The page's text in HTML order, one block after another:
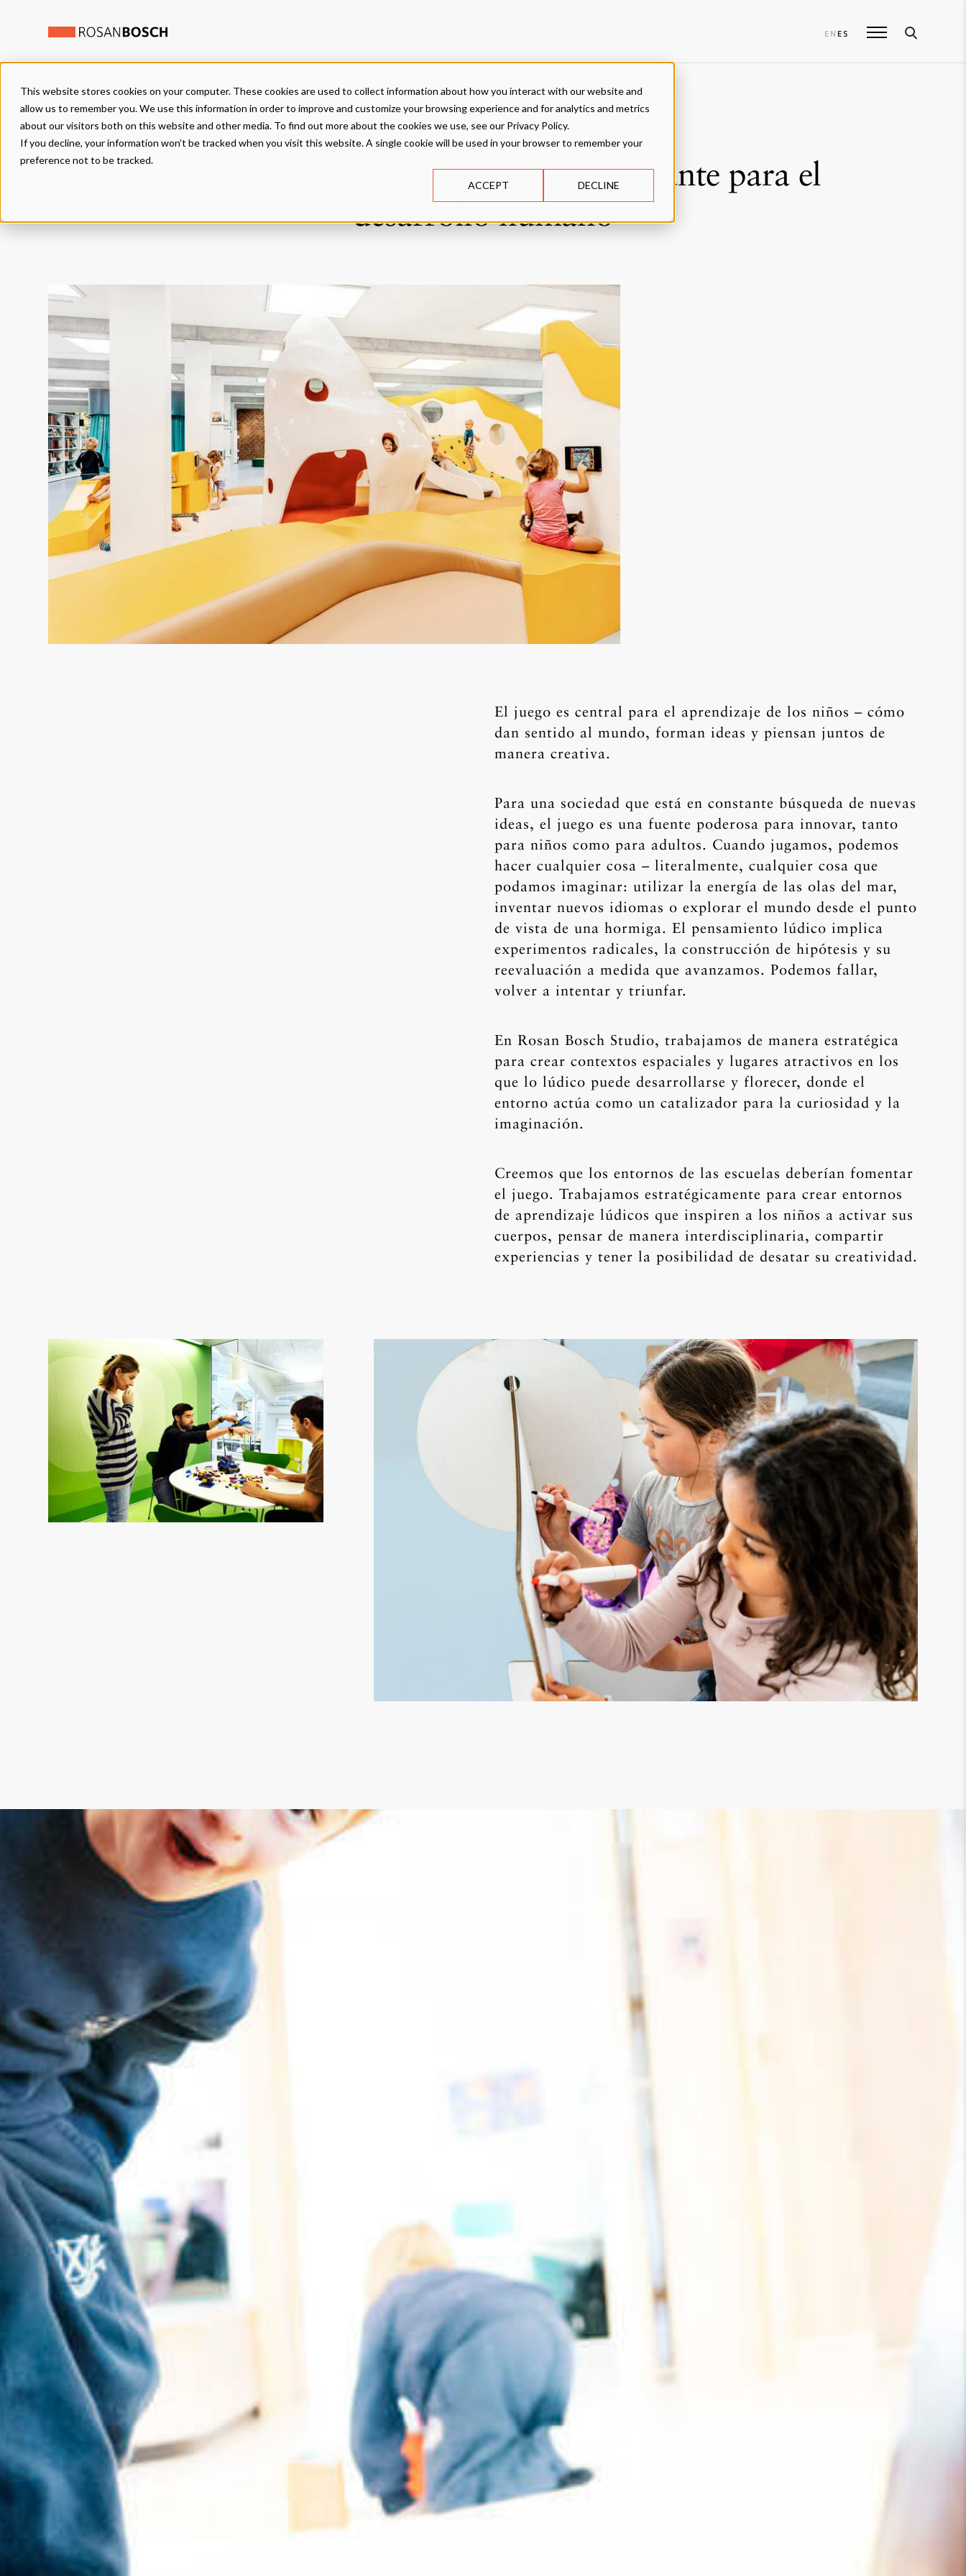
This website stores cookies on your computer. These cookies are used to collect information about how you interact with our website and
allow us to remember you. We use this information in order to improve and customize your browsing experience and for analytics and metrics
about our visitors both on this website and other media. To find out more about the cookies we use, see our Privacy Policy.
If you decline, your information won’t be tracked when you visit this website. A single cookie will be used in your browser to remember your
preference not to be tracked.
ACCEPT DECLINE
EN ES
ENFOQUE
El juego es la herramienta más importante para el
desarrollo humano
El juego es central para el aprendizaje de los niños – cómo
dan sentido al mundo, forman ideas y piensan juntos de
manera creativa.
Para una sociedad que está en constante búsqueda de nuevas
ideas, el juego es una fuente poderosa para innovar, tanto
para niños como para adultos. Cuando jugamos, podemos
hacer cualquier cosa – literalmente, cualquier cosa que
podamos imaginar: utilizar la energía de las olas del mar,
inventar nuevos idiomas o explorar el mundo desde el punto
de vista de una hormiga. El pensamiento lúdico implica
experimentos radicales, la construcción de hipótesis y su
reevaluación a medida que avanzamos. Podemos fallar,
volver a intentar y triunfar.
En Rosan Bosch Studio, trabajamos de manera estratégica
para crear contextos espaciales y lugares atractivos en los
que lo lúdico puede desarrollarse y florecer, donde el
entorno actúa como un catalizador para la curiosidad y la
imaginación.
Creemos que los entornos de las escuelas deberían fomentar
el juego. Trabajamos estratégicamente para crear entornos
de aprendizaje lúdicos que inspiren a los niños a activar sus
cuerpos, pensar de manera interdisciplinaria, compartir
experiencias y tener la posibilidad de desatar su creatividad.